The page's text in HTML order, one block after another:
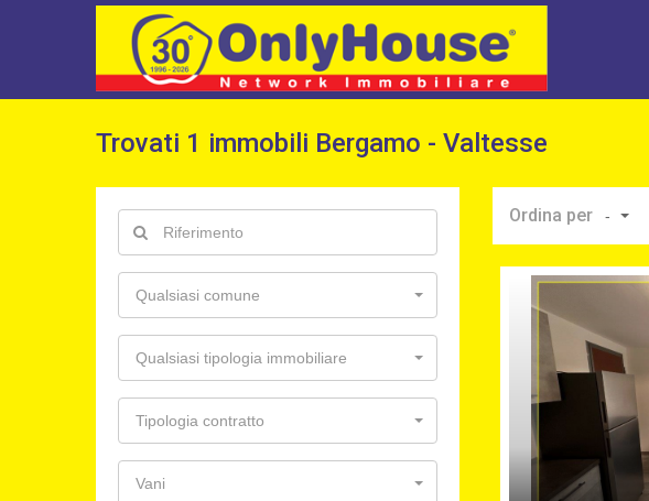
Trovati 1 immobili Bergamo - Valtesse
Ordina per -
Qualsiasi comune
Qualsiasi tipologia immobiliare
Tipologia contratto
Vani